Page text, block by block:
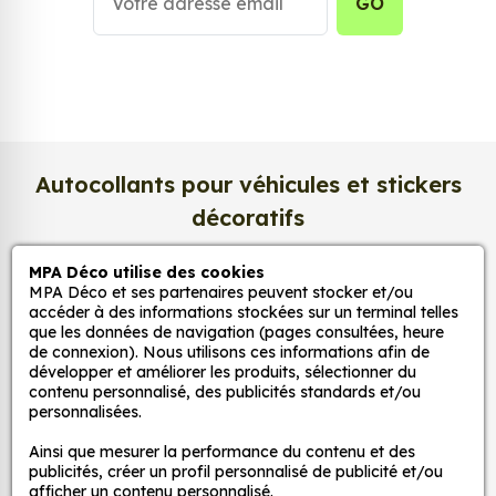
votre photo et de choisir le format souhaité. Votre
adorer notreAffiche personnalisée avec photo -
Portrait de famille, couple
. Dans la même
collection
Affiches personnalisées
également notre collectionPortraits personnalisés
à partir de votre photo.
Autocollants pour véhicules et stickers
décoratifs
MPA Déco
Nos services
Nos sites
Mon Compte
MPA Déco utilise des cookies
MPA Déco et ses partenaires peuvent stocker et/ou
accéder à des informations stockées sur un terminal telles
que les données de navigation (pages consultées, heure
de connexion). Nous utilisons ces informations afin de
développer et améliorer les produits, sélectionner du
contenu personnalisé, des publicités standards et/ou
personnalisées.
Ainsi que mesurer la performance du contenu et des
publicités, créer un profil personnalisé de publicité et/ou
afficher un contenu personnalisé.